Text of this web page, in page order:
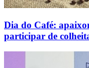
Dia do Café:
participar de